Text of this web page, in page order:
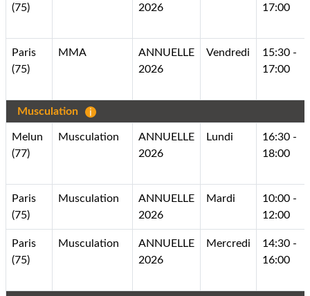
(75)
2026
17:00
Paris
(75)
MMA
ANNUELLE
2026
Vendredi
15:30 -
17:00
Musculation
Melun
(77)
Musculation
ANNUELLE
2026
Lundi
16:30 -
18:00
Paris
(75)
Musculation
ANNUELLE
2026
Mardi
10:00 -
12:00
Paris
(75)
Musculation
ANNUELLE
2026
Mercredi
14:30 -
16:00